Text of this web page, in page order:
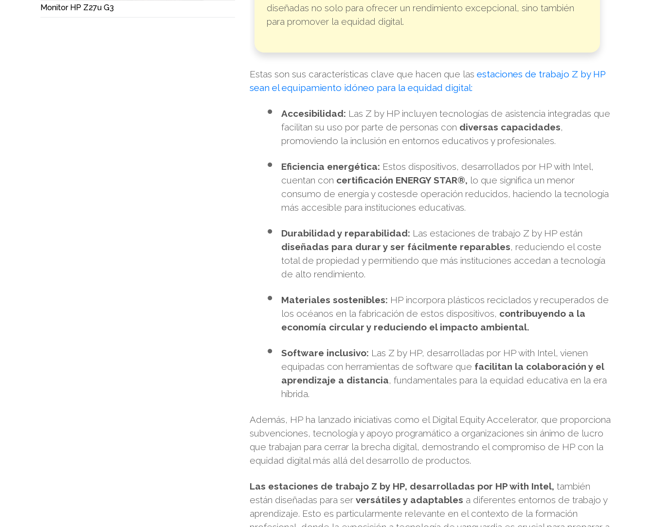
Monitor HP Z27u G3
diseñadas no solo para ofrecer un rendimiento excepcional, sino también
para promover la equidad digital.
Estas son sus características clave que hacen que lasestaciones de trabajo Z by HP
sean el equipamiento idóneo para la equidad digital:
Accesibilidad: Las Z by HP incluyen tecnologías de asistencia integradas que
facilitan su uso por parte de personas con diversas capacidades,
promoviendo la inclusión en entornos educativos y profesionales.
Eficiencia energética: Estos dispositivos, desarrollados por HP with Intel,
cuentan con certificación ENERGY STAR®, lo que significa un menor
consumo de energía y costesde operación reducidos, haciendo la tecnología
más accesible para instituciones educativas.
Durabilidad y reparabilidad: Las estaciones de trabajo Z by HP están
diseñadas para durar y ser fácilmente reparables, reduciendo el coste
total de propiedad y permitiendo que más instituciones accedan a tecnología
de alto rendimiento.
Materiales sostenibles: HP incorpora plásticos reciclados y recuperados de
los océanos en la fabricación de estos dispositivos, contribuyendo a la
economía circular y reduciendo el impacto ambiental.
Software inclusivo: Las Z by HP, desarrolladas por HP with Intel, vienen
equipadas con herramientas de software que facilitan la colaboración y el
aprendizaje a distancia, fundamentales para la equidad educativa en la era
híbrida.
Además, HP ha lanzado iniciativas como el Digital Equity Accelerator, que proporciona
subvenciones, tecnología y apoyo programático a organizaciones sin ánimo de lucro
que trabajan para cerrar la brecha digital, demostrando el compromiso de HP con la
equidad digital más allá del desarrollo de productos.
Las estaciones de trabajo Z by HP, desarrolladas por HP with Intel, también
están diseñadas para serversátiles y adaptables a diferentes entornos de trabajo y
aprendizaje. Esto es particularmente relevante en el contexto de la formación